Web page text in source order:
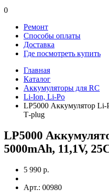
0
Ремонт
Способы оплаты
Доставка
Где посмотреть купить
Главная
Каталог
Аккумуляторы для RC
Li-Ion, Li-Po
LP5000 Аккумулятор Li-
T‐plug
LP5000
5000mAh, 11,1V,
5 990 р.
Арт.: 00980